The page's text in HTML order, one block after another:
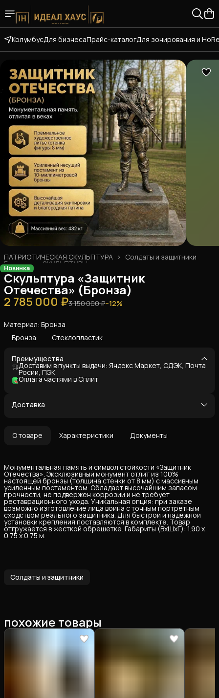
КолумбусДля бизнесаПрайс-каталогДля зонирования и
Солдаты и защитники
ПАТРИОТИЧЕСКАЯ СКУЛЬПТУРА ›
СКУЛЬПТУРЫ
Главная
Новинка
Скульптура «Защитник
Отечества» (Бронза)
2 785 000 ₽3 150 000 ₽−12%
Материал: Бронза
Бронза
Стеклопластик
Преимущества
Доставим в пункты выдачи: Яндекс Маркет, СДЭК, Почта
Росии, ПЭК
Оплата частями в Сплит
Доставка
О товаре Характеристики Документы
Монументальная память и символ стойкости «Защитник
Отечества». Эксклюзивный монумент отлит из 100%
настоящей бронзы (толщина стенки от 8 мм) с массивным
усиленным постаментом. Обладает высочайшим запасом
прочности, не подвержен коррозии и не требует
реставрационного ухода. Уникальная опция: при заказе
возможно изготовление лица воина с точным портретным
сходством реального защитника. Для быстрой и надежной
установки крепления поставляются в комплекте. Товар
отгружается в жесткой обрешетке. Габариты (ВхШхГ): 1.90 х
0.75 х 0.75 м.
Солдаты и защитники
похожие товары